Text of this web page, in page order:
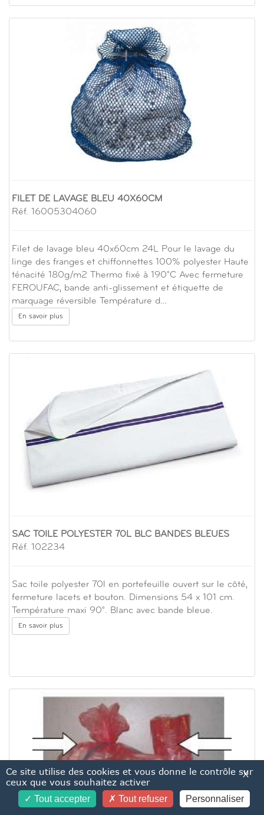
FILET DE LAVAGE BLEU 40X60CM
Réf. 16005304060
Filet de lavage bleu 40x60cm 24L Pour le lavage du
linge des franges et chiffonnettes 100% polyester Haute
ténacité 180g/m2 Thermo fixé à 190°C Avec fermeture
FEROUFAC, bande anti-glissement et étiquette de
marquage réversible Température d…
En savoir plus
SAC TOILE POLYESTER 70L BLC BANDES BLEUES
Réf. 102234
Sac toile polyester 70l en portefeuille ouvert sur le côté,
fermeture lacets et bouton. Dimensions 54 x 101 cm.
Température maxi 90°. Blanc avec bande bleue.
En savoir plus
X
Ce site utilise des cookies et vous donne le contrôle sur
ceux que vous souhaitez activer
Tout accepter Tout refuser Personnaliser